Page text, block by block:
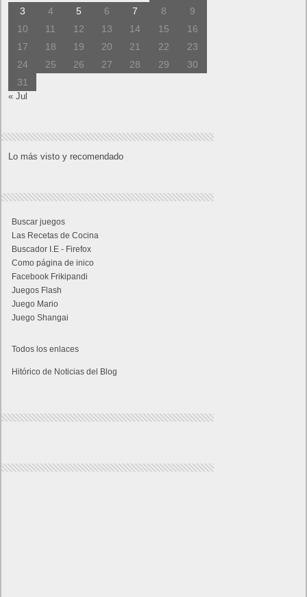
3
4 5 6 7 8
9
10
11 12 13 14 15
16
17
18 19 20 21 22
23
24
25 26 27 28 29
30
31
« Jul
Lo más visto y recomendado
Buscar juegos
Las Recetas de Cocina
Buscador I.E - Firefox
Como página de inico
Facebook Frikipandi
Juegos Flash
Juego Mario
Juego Shangai
Todos los enlaces
Hitórico de Noticias del Blog